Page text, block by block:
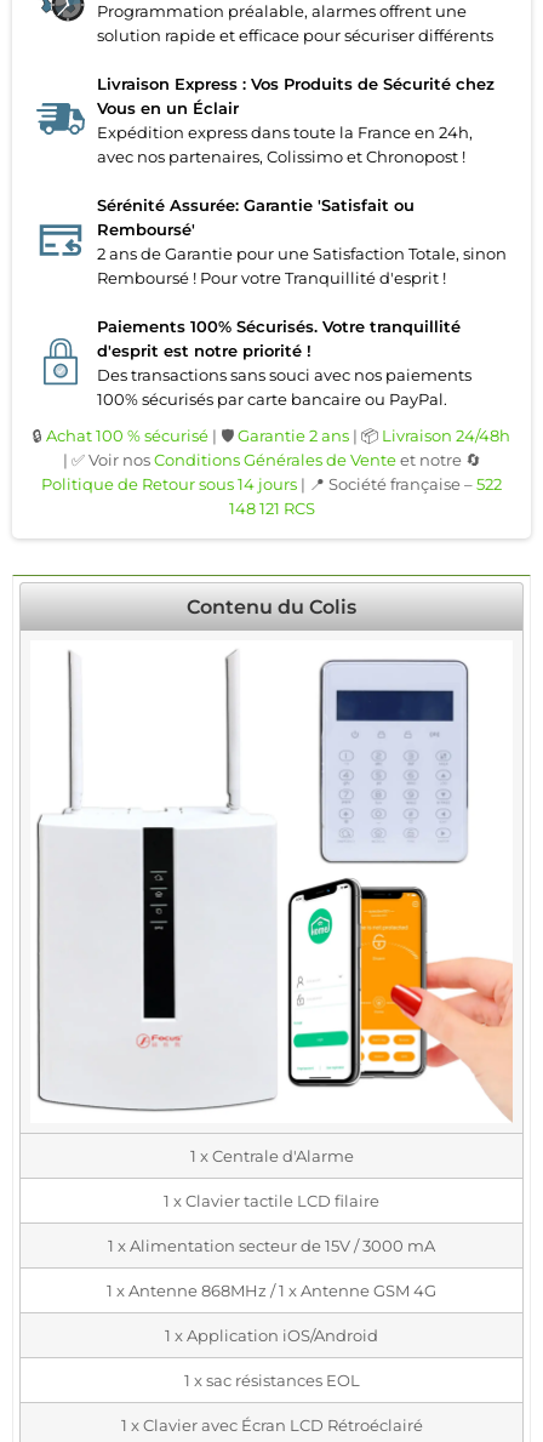
Programmation préalable, alarmes offrent une
solution rapide et efficace pour sécuriser différents
Livraison Express : Vos Produits de Sécurité chez
Vous en un Éclair
Expédition express dans toute la France en 24h,
avec nos partenaires, Colissimo et Chronopost !
Sérénité Assurée: Garantie 'Satisfait ou
Remboursé'
2 ans de Garantie pour une Satisfaction Totale, sinon
Remboursé ! Pour votre Tranquillité d'esprit !
Paiements 100% Sécurisés. Votre tranquillité
d'esprit est notre priorité !
Des transactions sans souci avec nos paiements
100% sécurisés par carte bancaire ou PayPal.
🔒 Achat 100 % sécurisé | 🛡️Garantie 2 ans | 📦 Livraison 24/48h
| ✅ Voir nosConditions Générales de Venteet notre 🔄
Politique de Retour sous 14 jours | 📍 Société française –522
148 121 RCS
Contenu du Colis
1 x Centrale d'Alarme
1 x Clavier tactile LCD filaire
1 x Alimentation secteur de 15V / 3000 mA
1 x Antenne 868MHz / 1 x Antenne GSM 4G
1 x Application iOS/Android
1 x sac résistances EOL
1 x Clavier avec Écran LCD Rétroéclairé